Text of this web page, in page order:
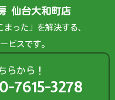
仙台大和町店
った」を解決する、
ビスです。
らから！
7615-3278